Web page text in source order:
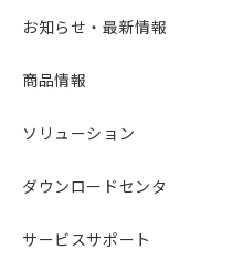
お知らせ・最新情報
商品情報
ソリューション
ダウンロードセンタ
サービスサポート